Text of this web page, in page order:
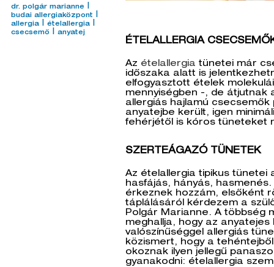
dr. polgár marianne |
budai allergiaközpont |
allergia | ételallergia |
csecsemő | anyatej
ÉTELALLERGIA
Az ételallergia tünetei már
időszaka alatt is
elfogyasztott ételek
mennyiségben -, de átjutnak
allergiás hajlamú
anyatejbe került, igen
fehérjétől is kóros tüneteket
SZERTEÁGAZÓ TÜNETEK
Az ételallergia tipikus tünetei
hasfájás, hányás,
érkeznek hozzám, elsőként
táplálásáról kérdezem a
Polgár Marianne. A többség
meghallja, hogy az anyatejes
valószínűséggel allergiás
közismert, hogy a
okoznak ilyen jellegű
gyanakodni: ételallergia